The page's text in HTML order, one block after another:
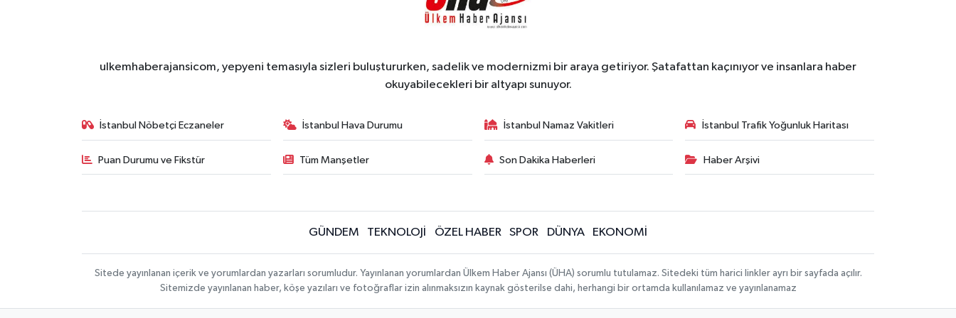
ulkemhaberajansicom, yepyeni temasıyla sizleri buluştururken, sadelik ve modernizmi bir araya getiriyor. Şatafattan kaçınıyor ve insanlara haber
okuyabilecekleri bir altyapı sunuyor.
İstanbul Nöbetçi Eczaneler İstanbul Hava Durumu İstanbul Namaz Vakitleri İstanbul Trafik Yoğunluk Haritası
Puan Durumu ve Fikstür Tüm Manşetler Son Dakika Haberleri Haber Arşivi
GÜNDEM TEKNOLOJİ ÖZEL HABER SPOR DÜNYA EKONOMİ
Sitede yayınlanan içerik ve yorumlardan yazarları sorumludur. Yayınlanan yorumlardan Ülkem Haber Ajansı (ÜHA) sorumlu tutulamaz. Sitedeki tüm harici linkler ayrı bir sayfada açılır.
Sitemizde yayınlanan haber, köşe yazıları ve fotoğraflar izin alınmaksızın kaynak gösterilse dahi, herhangi bir ortamda kullanılamaz ve yayınlanamaz